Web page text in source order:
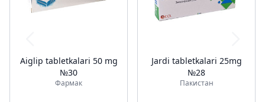
Aiglip tabletkalari 50 mg
№30
Фармак
Jardi tabletkalari 25mg
№28
Пакистан